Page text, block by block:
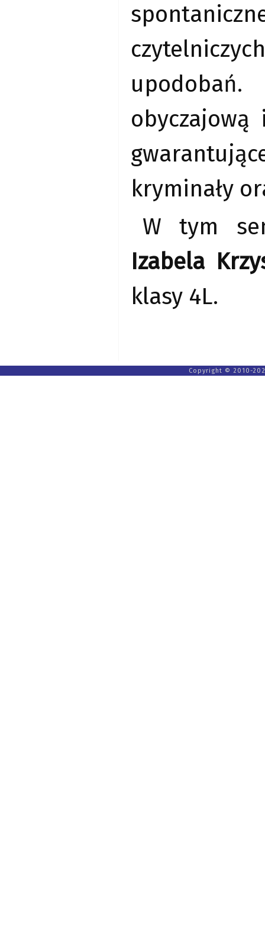
kryminały
W tym
Izabela
klasy 4L.
Copyright © 2010-